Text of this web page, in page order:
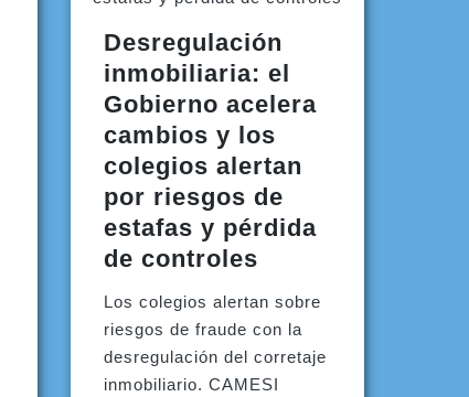
Desregulación
inmobiliaria: el
Gobierno acelera
cambios y los
colegios alertan
por riesgos de
estafas y pérdida
de controles
Los colegios alertan sobre
riesgos de fraude con la
desregulación del corretaje
inmobiliario. CAMESI